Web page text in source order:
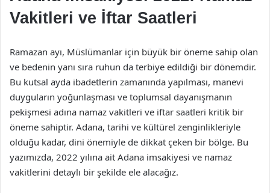
Vakitleri ve İftar Saatleri
Ramazan ayı, Müslümanlar için büyük bir öneme sahip olan
ve bedenin yanı sıra ruhun da terbiye edildiği bir dönemdir.
Bu kutsal ayda ibadetlerin zamanında yapılması, manevi
duyguların yoğunlaşması ve toplumsal dayanışmanın
pekişmesi adına namaz vakitleri ve iftar saatleri kritik bir
öneme sahiptir. Adana, tarihi ve kültürel zenginlikleriyle
olduğu kadar, dini önemiyle de dikkat çeken bir bölge. Bu
yazımızda, 2022 yılına ait Adana imsakiyesi ve namaz
vakitlerini detaylı bir şekilde ele alacağız.